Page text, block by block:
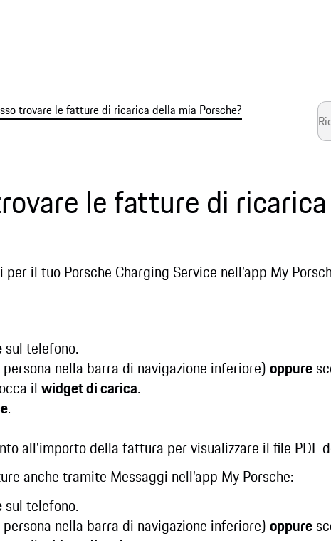
trovare le fatture di ricarica della mia Porsche?
le fatture di
il tuo Porsche Charging Service nell'app My
sul telefono.
nella barra di navigazione inferiore)oppure
ilwidget di carica.
.
all'importo della fattura per visualizzare il file PDF
anche tramite Messaggi nell'app My Porsche:
sul telefono.
nella barra di navigazione inferiore)oppure